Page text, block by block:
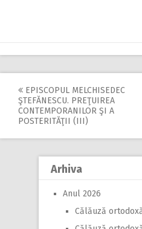
Post
navigation
EPISCOPUL MELCHISEDEC
ŞTEFĂNESCU. PREŢUIREA
CONTEMPORANILOR ŞI A
POSTERITĂŢII (III)
Arhiva
Anul 2026
Călăuză